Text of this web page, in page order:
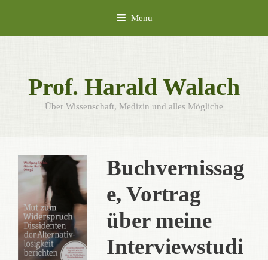
content
Menu
Prof. Harald Walach
Über Wissenschaft, Medizin und alles Mögliche
Buchvernissag
e, Vortrag
über meine
Interviewstudi